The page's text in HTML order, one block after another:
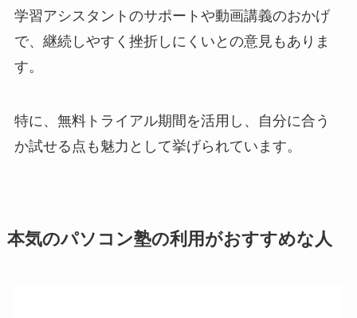
学習アシスタントのサポートや動画講義のおかげ
で、継続しやすく挫折しにくいとの意見もありま
す。
特に、無料トライアル期間を活用し、自分に合う
か試せる点も魅力として挙げられています。
本気のパソコン塾の利用がおすすめな人